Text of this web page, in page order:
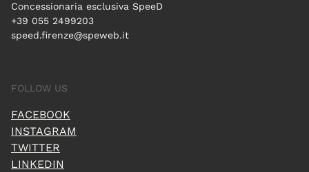
Concessionaria esclusiva SpeeD
+39 055 2499203
speed.firenze@speweb.it
FOLLOW US
FACEBOOK
INSTAGRAM
TWITTER
LINKEDIN